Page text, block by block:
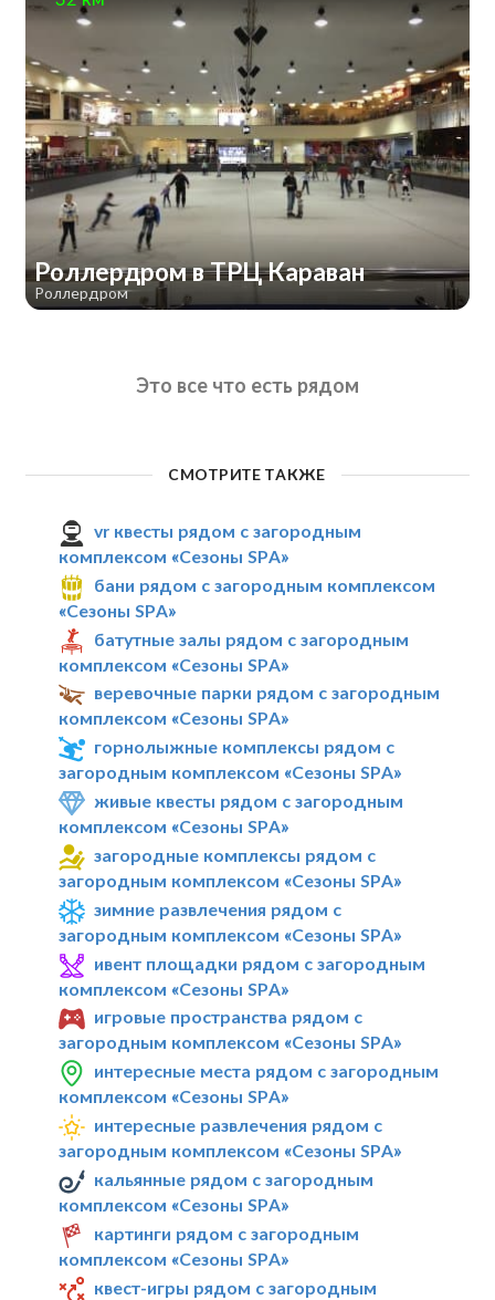
Роллердром в ТРЦ Караван
Роллердром
Это все что есть рядом
СМОТРИТЕ ТАКЖЕ
vr квесты рядом с загородным
комплексом «Сезоны SPA»
бани рядом с загородным комплексом
«Сезоны SPA»
батутные залы рядом с загородным
комплексом «Сезоны SPA»
веревочные парки рядом с загородным
комплексом «Сезоны SPA»
горнолыжные комплексы рядом с
загородным комплексом «Сезоны SPA»
живые квесты рядом с загородным
комплексом «Сезоны SPA»
загородные комплексы рядом с
загородным комплексом «Сезоны SPA»
зимние развлечения рядом с
загородным комплексом «Сезоны SPA»
ивент площадки рядом с загородным
комплексом «Сезоны SPA»
игровые пространства рядом с
загородным комплексом «Сезоны SPA»
интересные места рядом с загородным
комплексом «Сезоны SPA»
интересные развлечения рядом с
загородным комплексом «Сезоны SPA»
кальянные рядом с загородным
комплексом «Сезоны SPA»
картинги рядом с загородным
комплексом «Сезоны SPA»
квест-игры рядом с загородным